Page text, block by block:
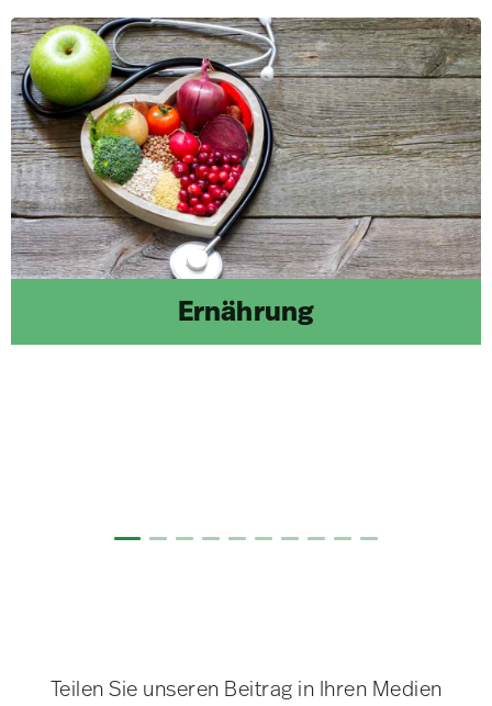
Ernährung
Teilen Sie unseren Beitrag in Ihren Medien